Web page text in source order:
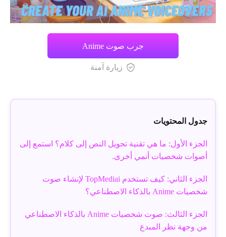
جرب صوت Anime
زيارة آمنة
جدول المحتويات
الجزء الأول: ما هي تقنية تحويل النص إلى كلام؟ استمع إلى
أصوات شخصيات أنمي أخرى.
الجزء الثاني: كيف تستخدم TopMediai لإنشاء صوت
شخصيات Anime بالذكاء الاصطناعي؟
الجزء الثالث: صوت شخصيات Anime بالذكاء الاصطناعي
من وجهة نظر المبدع